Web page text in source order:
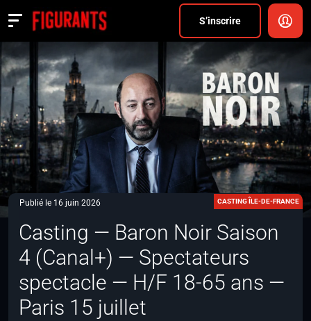
S’inscrire
Actualités
ANNONCER
S’inscrire
CONNEXION
Publié le 16 juin 2026
CASTING ÎLE-DE-FRANCE
Casting — Baron Noir Saison
4 (Canal+) — Spectateurs
spectacle — H/F 18-65 ans —
Paris 15 juillet